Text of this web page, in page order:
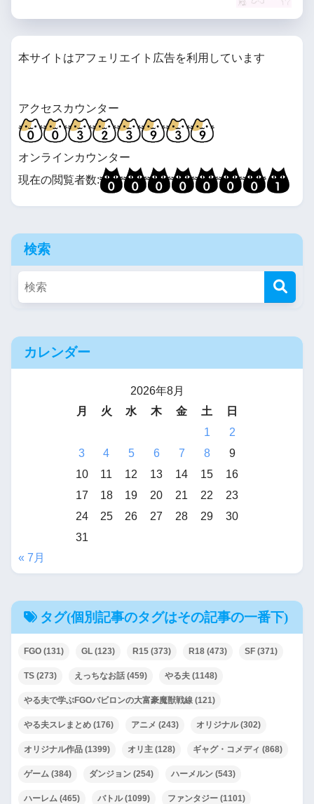
本サイトはアフェリエイト広告を利用しています
アクセスカウンター
オンラインカウンター
現在の閲覧者数:
検索
カレンダー
2026年8月
月
火 水 木 金 土
日
1
2
3
4 5 6 7 8
9
10
11 12 13 14 15
16
17
18 19 20 21 22
23
24
25 26 27 28 29
30
31
« 7月
タグ(個別記事のタグはその記事の一番下)
FGO (131) GL (123) R15 (373) R18 (473) SF (371)
TS (273) えっちなお話 (459) やる夫 (1148)
やる夫で学ぶFGOバビロンの大富豪魔獣戦線 (121)
やる夫スレまとめ (176) アニメ (243) オリジナル(302)
オリジナル作品 (1399) オリ主 (128) ギャグ・コメディ (868)
ゲーム (384) ダンジョン (254) ハーメルン (543)
ハーレム (465) バトル(1099) ファンタジー (1101)